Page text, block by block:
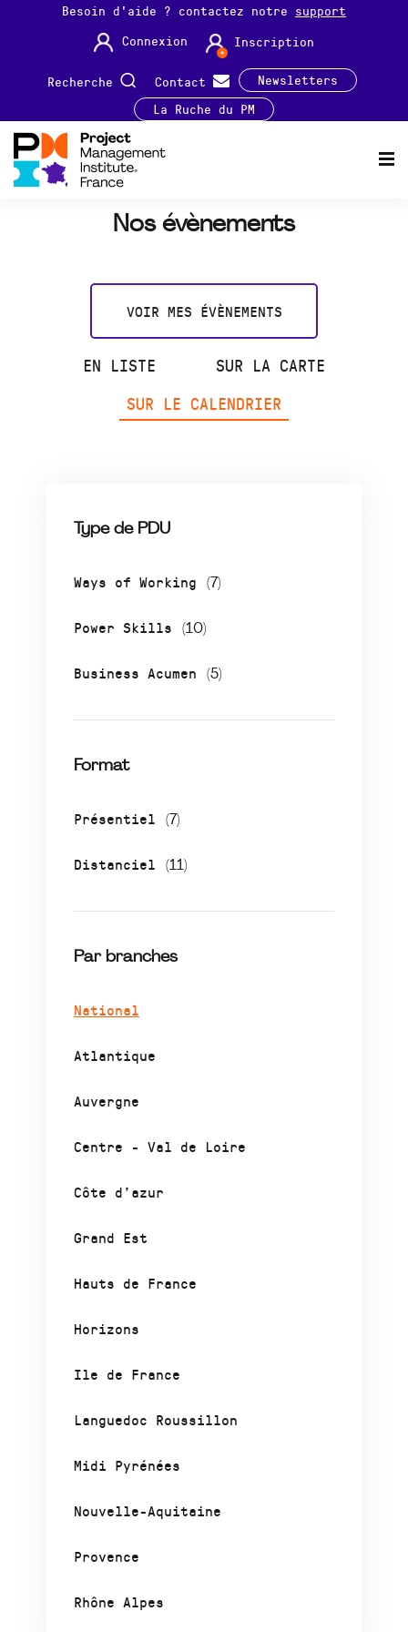
Besoin d'aide ? contactez notre support
Connexion
Inscription
Recherche Contact
Newsletters
La Ruche du PM
Nos évènements
VOIR MES ÉVÈNEMENTS
EN LISTE
SUR LA CARTE
SUR LE CALENDRIER
Type de PDU
Ways of Working (7)
Power Skills (10)
Business Acumen (5)
Format
Présentiel (7)
Distanciel (11)
Par branches
National
Atlantique
Auvergne
Centre - Val de Loire
Côte d’azur
Grand Est
Hauts de France
Horizons
Ile de France
Languedoc Roussillon
Midi Pyrénées
Nouvelle-Aquitaine
Provence
Rhône Alpes